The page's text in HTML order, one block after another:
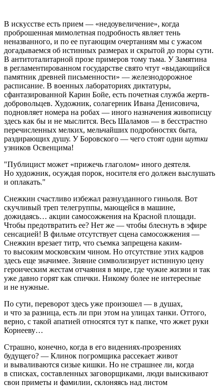
В искусстве есть прием — «недоувеличение», когда
проброшенная мимолетная подробность являет тень
неназванного, и по ее пугающим очертаниям мы с ужасом
догадываемся об истинных размерах и скрытой до поры сути.
В антитоталитарной прозе примеров тому тьма. У Замятина
в регламентированном государстве свято чтут «выдающийся
памятник древней письменности» — железнодорожное
расписание. В военных лабораториях диктатуры,
сфантазированной Карин Бойе, есть почетная служба жертв-
добровольцев. Художник, солагерник Ивана Денисовича,
подновляет номера на робах — иного назначения живописцу
здесь как бы и не мыслится. Весь Шаламов — в бесстрастно
перечисленных мелких, мельчайших подробностях быта,
раздирающих душу. У Боровского — чего стоят одни шутки
узников Освенцима!
Публицист может «прижечь глаголом» иного деятеля.
Но художник, осуждая порок, носителя его должен выслушать
и оплакать.
Снежкин счастливо избежал разнузданного гиньоля. Вот
скучливый треп телегруппы, мающейся в машине,
дожидаясь… акции самосожжения на Красной площади.
Чтобы предотвратить ее? Нет же — чтобы блеснуть в эфире
сенсацией! В фильме отсутствует сцена самосожжения —
Снежкин врезает титр, что съемка запрещена каким-
то высоким московским чином. Но отсутствие этих кадров
здесь еще значимее. Зияние символизирует истинную цену
героическим жестам отчаяния в мире, где чужие жизни и так
уже давно горят как спички. Никому более не интересные
и не нужные.
По сути, переворот здесь уже произошел — в душах,
и что за разница, есть ли при этом на улицах танки. Оттого,
верно, с такой апатией относятся тут к папке, что жжет руки
Корнееву…
Страшно, конечно, когда в его видениях-прозрениях
будущего? — Клинок погромщика рассекает живот
и вываливаются сизые кишки. Но не страшнее ли, когда
в списках, составленных заговорщиками, люди выискивают
свои приметы и фамилии, склоняясь над листом